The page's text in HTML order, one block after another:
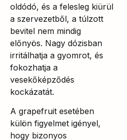
oldódó, és a felesleg kiürül
a szervezetből, a túlzott
bevitel nem mindig
előnyös. Nagy dózisban
irritálhatja a gyomrot, és
fokozhatja a
vesekőképződés
kockázatát.
A grapefruit esetében
külön figyelmet igényel,
hogy bizonyos